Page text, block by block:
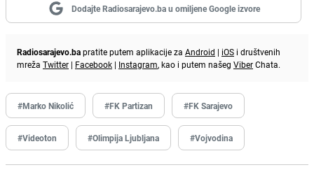
Dodajte Radiosarajevo.ba u omiljene Google izvore
Radiosarajevo.bapratite putem aplikacije za Android | iOS i društvenih
mreža Twitter | Facebook | Instagram, kao i putem našeg ViberChata.
#Marko Nikolić #FK Partizan #FK Sarajevo
#Videoton #Olimpija Ljubljana #Vojvodina